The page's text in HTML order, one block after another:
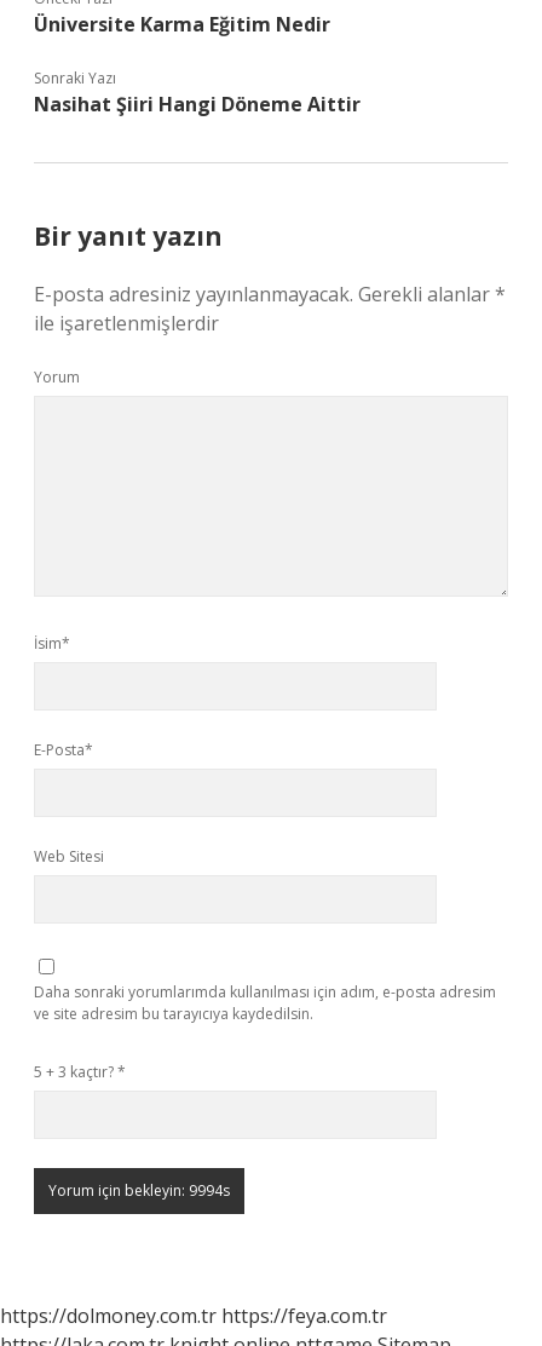
Üniversite Karma Eğitim Nedir
Sonraki Yazı
Nasihat Şiiri Hangi Döneme Aittir
Bir yanıt yazın
E-posta adresiniz yayınlanmayacak. Gerekli alanlar*
ile işaretlenmişlerdir
Yorum
İsim*
E-Posta*
Web Sitesi
Daha sonraki yorumlarımda kullanılması için adım, e-posta adresim
ve site adresim bu tarayıcıya kaydedilsin.
5 + 3 kaçtır?*
https://dolmoney.com.tr https://feya.com.tr